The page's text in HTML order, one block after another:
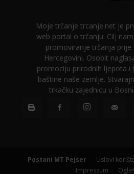
Moje trčanje trcanje.net je
web portal o trčanju. Cilj
promoviranje trčanja prije
Hercegovini. Osobit
promociju prirodnih ljepota i
baštine naše zemlje.
trkačku zajednicu u
Postani MT Pejser Uslovi
Impressum